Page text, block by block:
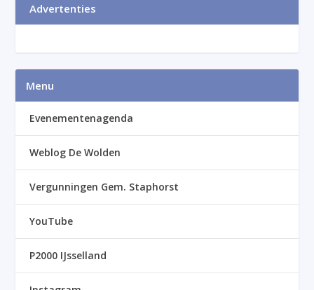
Advertenties
Menu
Evenementenagenda
Weblog De Wolden
Vergunningen Gem. Staphorst
YouTube
P2000 IJsselland